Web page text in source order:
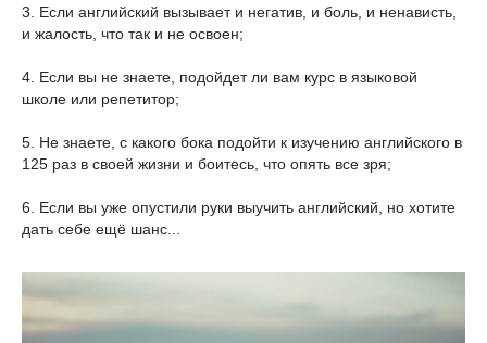
3. Если английский вызывает и негатив, и боль, и ненависть,
и жалость, что так и не освоен;
4. Если вы не знаете, подойдет ли вам курс в языковой
школе или репетитор;
5. Не знаете, с какого бока подойти к изучению английского в
125 раз в своей жизни и боитесь, что опять все зря;
6. Если вы уже опустили руки выучить английский, но хотите
дать себе ещё шанс...